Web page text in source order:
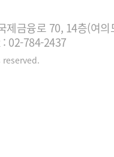
제금융로 70, 14층(여
: 02-784-2437